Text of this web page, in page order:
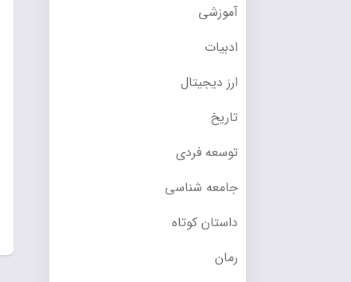
آموزشی
ادبیات
ارز دیجیتال
تاریخ
توسعه فردی
جامعه شناسی
داستان کوتاه
رمان